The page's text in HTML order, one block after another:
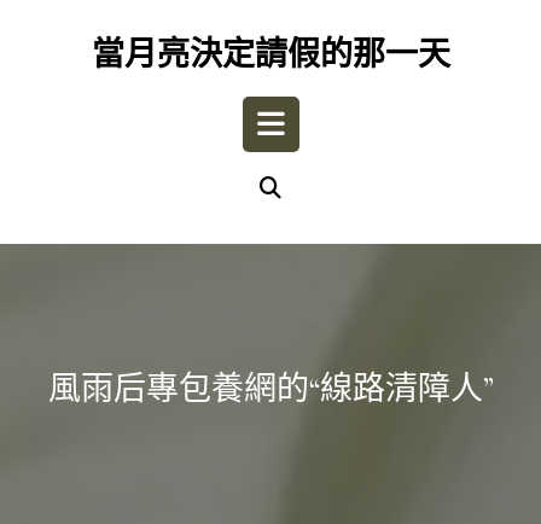
當月亮決定請假的那一天
Open
風雨后專包養網的“線路清障人”